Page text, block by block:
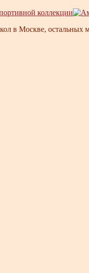
в Москве,